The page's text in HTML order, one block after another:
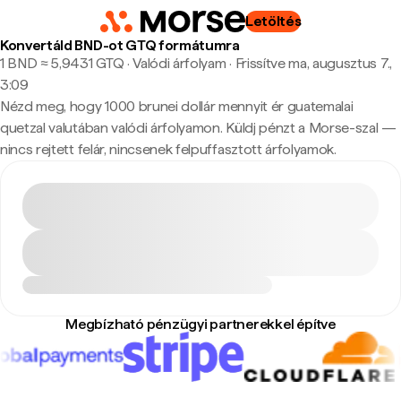
Letöltés
Konvertáld BND-ot GTQ formátumra
1 BND ≈ 5,9431 GTQ · Valódi árfolyam · Frissítve ma, augusztus 7.,
3:09
Nézd meg, hogy 1000 brunei dollár mennyit ér guatemalai
quetzal valutában valódi árfolyamon. Küldj pénzt a Morse-szal —
nincs rejtett felár, nincsenek felpuffasztott árfolyamok.
Megbízható pénzügyi partnerekkel építve